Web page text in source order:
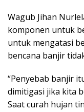
Wagub Jihan
komponen untuk
untuk mengatasi
bencana banjir
“Penyebab banjir
dimitigasi jika kita
Saat curah hujan